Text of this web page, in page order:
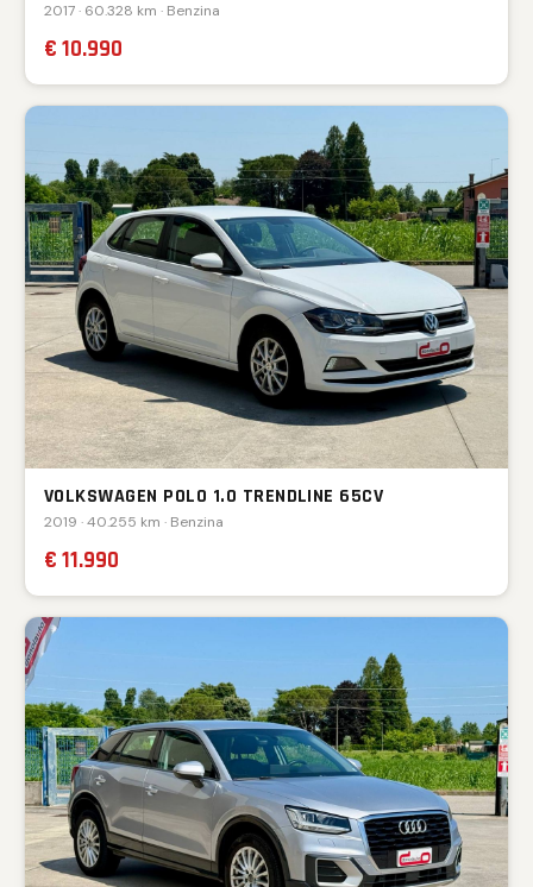
2017 · 60.328 km · Benzina
€ 10.990
VOLKSWAGEN POLO 1.0 TRENDLINE 65CV
2019 · 40.255 km · Benzina
€ 11.990